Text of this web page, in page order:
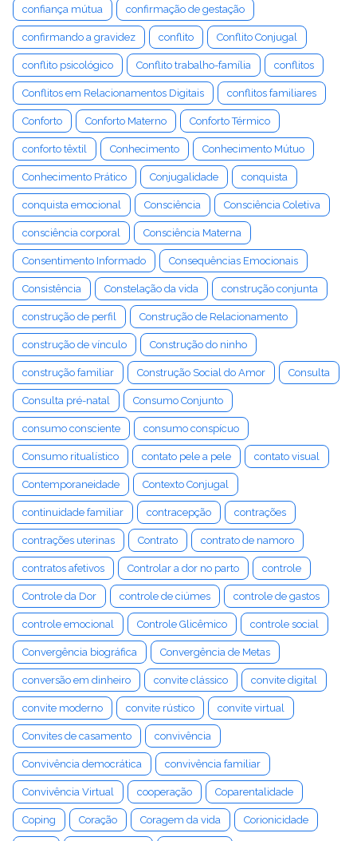
confiança mútua confirmação de gestação
confirmando a gravidez conflito Conflito Conjugal
conflito psicológico Conflito trabalho-família conflitos
Conflitos em Relacionamentos Digitais conflitos familiares
Conforto Conforto Materno Conforto Térmico
conforto têxtil Conhecimento Conhecimento Mútuo
Conhecimento Prático Conjugalidade conquista
conquista emocional Consciência Consciência Coletiva
consciência corporal Consciência Materna
Consentimento Informado Consequências Emocionais
Consistência Constelação da vida construção conjunta
construção de perfil Construção de Relacionamento
construção de vínculo Construção do ninho
construção familiar Construção Social do Amor Consulta
Consulta pré-natal Consumo Conjunto
consumo consciente consumo conspícuo
Consumo ritualístico contato pele a pele contato visual
Contemporaneidade Contexto Conjugal
continuidade familiar contracepção contrações
contrações uterinas Contrato contrato de namoro
contratos afetivos Controlar a dor no parto controle
Controle da Dor controle de ciúmes controle de gastos
controle emocional Controle Glicêmico controle social
Convergência biográfica Convergência de Metas
conversão em dinheiro convite clássico convite digital
convite moderno convite rústico convite virtual
Convites de casamento convivência
Convivência democrática convivência familiar
Convivência Virtual cooperação Coparentalidade
Coping Coração Coragem da vida Corionicidade